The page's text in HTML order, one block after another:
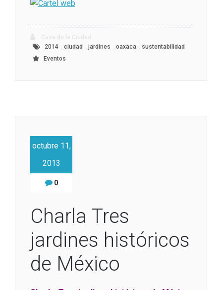
2014
ciudad jardines oaxaca
sustentabilidad
Eventos
octubre 11,
2013
0
Charla Tres
jardines históricos
de México